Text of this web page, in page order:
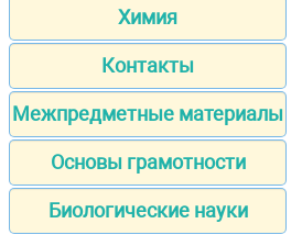
Химия
Контакты
Межпредметные материалы
Основы грамотности
Биологические науки